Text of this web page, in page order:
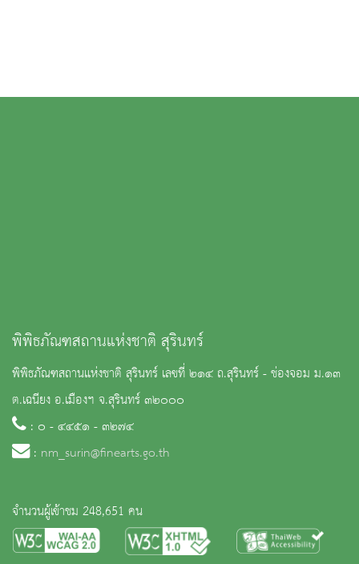
พิพิธภัณฑสถานแห่งชาติ สุรินทร์
พิพิธภัณฑสถานแห่งชาติ สุรินทร์ เลขที่ ๒๑๔ ถ.สุรินทร์ - ช่องจอม ม.๑๓
ต.เฉนียง อ.เมืองฯ จ.สุรินทร์ ๓๒๐๐๐
: ๐ - ๔๔๕๑ - ๓๒๗๔
: nm_surin@finearts.go.th
จำนวนผู้เข้าชม 248,651 คน